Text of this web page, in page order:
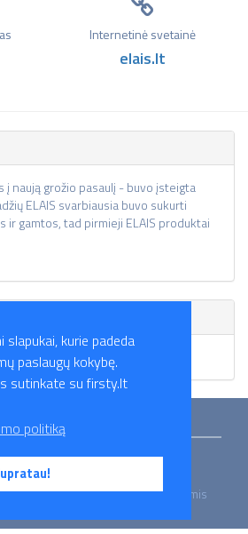
kurie padeda
paslaugų kokybę.
sutinkate su firsty.lt
politiką
Internetinė svetainė
elais.lt
į naują grožio pasaulį - buvo įsteigta
ELAIS svarbiausia buvo sukurti
ir gamtos, tad pirmieji ELAIS produktai
Privatumo politika
saugomos. Susisiekite su mumis